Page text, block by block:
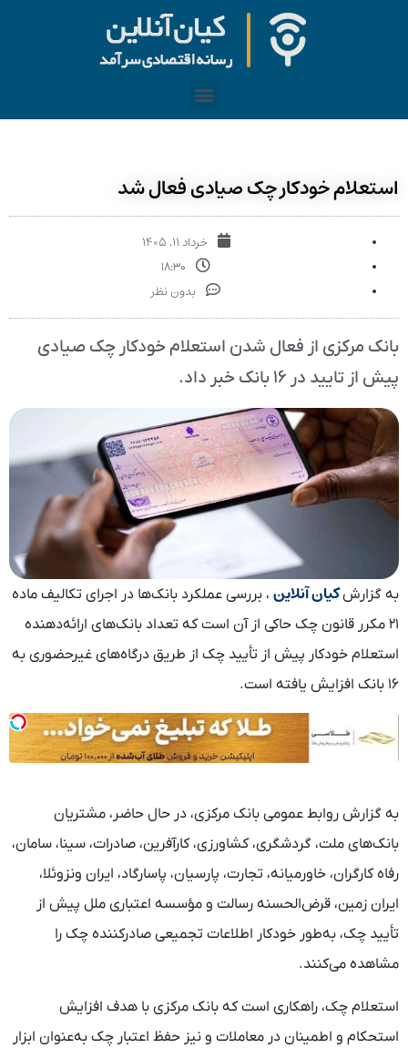
استعلام خودکار چک صیادی فعال شد
خرداد ۱۱, ۱۴۰۵
۱۸:۳۰
بدون نظر
بانک مرکزی از فعال شدن استعلام خودکار چک صیادی
پیش از تایید در ۱۶ بانک خبر داد.
به گزارشکیان آنلاین ، بررسی عملکرد بانک‌ها در اجرای تکالیف ماده
۲۱ مکرر قانون چک حاکی از آن است که تعداد بانک‌های ارائه‌دهنده
استعلام خودکار پیش از تأیید چک از طریق درگاه‌های غیرحضوری به
۱۶ بانک افزایش یافته است.
به گزارش روابط عمومی بانک مرکزی، در حال حاضر، مشتریان
بانک‌های ملت، گردشگری، کشاورزی، کارآفرین، صادرات، سینا، سامان،
رفاه کارگران، خاورمیانه، تجارت، پارسیان، پاسارگاد، ایران ونزوئلا،
ایران زمین، قرض‌الحسنه رسالت و مؤسسه اعتباری ملل پیش از
تأیید چک، به‌طور خودکار اطلاعات تجمیعی صادرکننده چک را
مشاهده می‌کنند.
استعلام چک، راهکاری است که بانک مرکزی با هدف افزایش
استحکام و اطمینان در معاملات و نیز حفظ اعتبار چک به‌عنوان ابزار